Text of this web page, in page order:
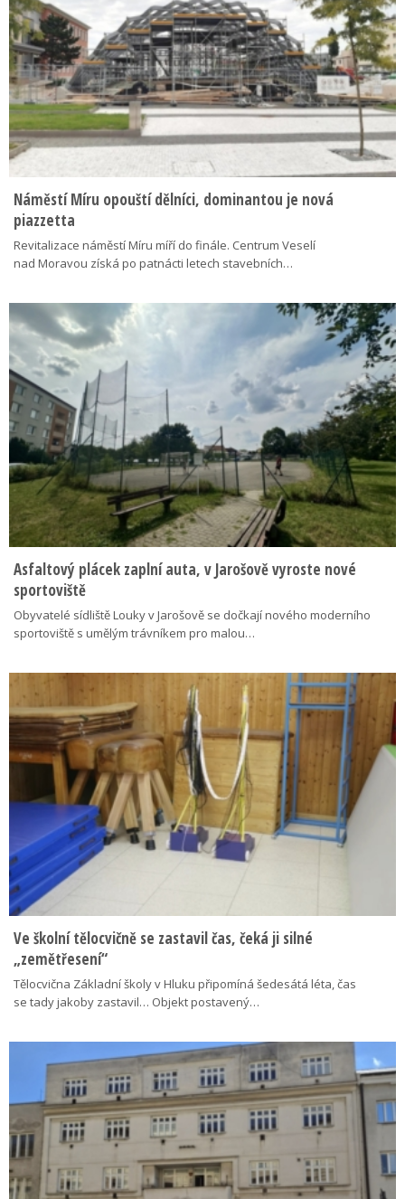
Náměstí Míru opouští dělníci, dominantou je nová
piazzetta
Revitalizace náměstí Míru míří do finále. Centrum Veselí
nad Moravou získá po patnácti letech stavebních…
Asfaltový plácek zaplní auta, v Jarošově vyroste nové
sportoviště
Obyvatelé sídliště Louky v Jarošově se dočkají nového moderního
sportoviště s umělým trávníkem pro malou…
Ve školní tělocvičně se zastavil čas, čeká ji silné
„zemětřesení“
Tělocvična Základní školy v Hluku připomíná šedesátá léta, čas
se tady jakoby zastavil… Objekt postavený…